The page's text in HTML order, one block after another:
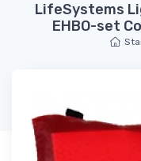
LifeSystems
EHBO-set